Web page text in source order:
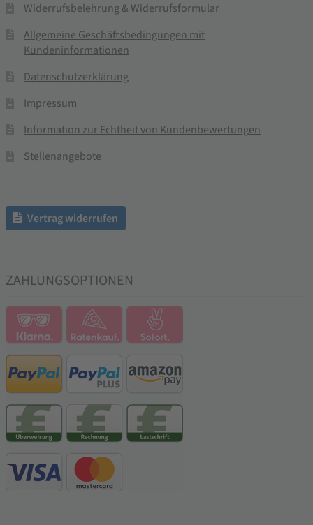
Widerrufsbelehrung & Widerrufsformular
Allgemeine Geschäftsbedingungen mit
Kundeninformationen
Datenschutzerklärung
Impressum
Information zur Echtheit von Kundenbewertungen
Stellenangebote
Vertrag widerrufen
ZAHLUNGSOPTIONEN